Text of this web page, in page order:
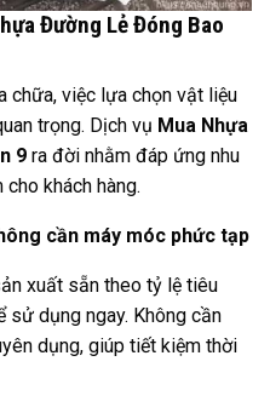
Đường Lẻ Đóng Bao
chữa, việc lựa chọn vật liệu
trọng. Dịch vụ Mua Nhựa
9 ra đời nhằm đáp ứng nhu
khách hàng.
cần máy móc phức tạp
xuất sẵn theo tỷ lệ tiêu
sử dụng ngay. Không cần
dụng, giúp tiết kiệm thời